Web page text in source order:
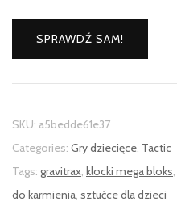
SPRAWDŹ SAM!
SKU: a5bedde61e37
Categories: Gry dziecięce, Tactic
Tags: gravitrax, klocki mega bloks,
do karmienia, sztućce dla dzieci